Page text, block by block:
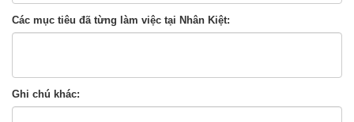
Các mục tiêu đã từng làm việc tại Nhân Kiệt:
Ghi chú khác: